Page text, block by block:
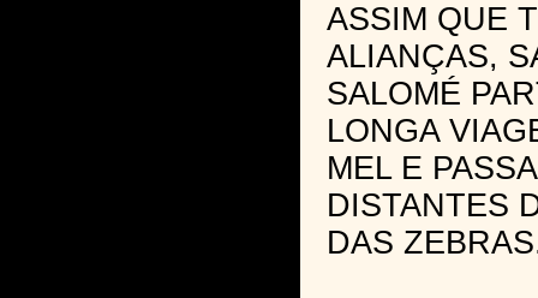
ASSIM QUE
ALIANÇAS,
SALOMÉ
LONGA
MEL E
DISTANTES
DAS